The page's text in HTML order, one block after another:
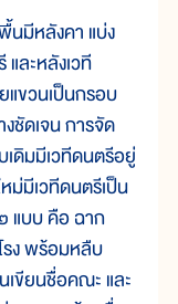
นมีหลังคา แบ่ง
ละหลังเวที
ขวนเป็นกรอบ
ชัดเจน การจัด
ดิมมีเวทีดนตรีอยู่
ม่มีเวทีดนตรีเป็น
แบบ คือ ฉาก
รง พร้อมหลืบ
ขียนชื่อคณะ และ